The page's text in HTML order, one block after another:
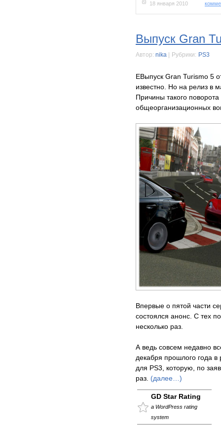
18 января 2010
Выпуск Gran
Автор: nika Рубрики: PS3
EВыпуск Gran Turismo 5
известно. Но на релиз в
Причины такого
общеорганизационных
Впервые о пятой части
состоялся анонс. С тех
несколько раз.
А ведь совсем недавно
декабря прошлого года
для PS3, которую, по
раз. (далее…)
GD Star Rating
a WordPress rating
system